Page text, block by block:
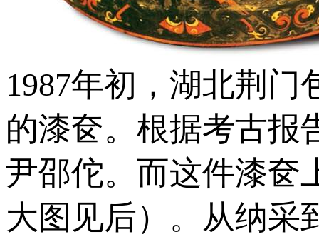
1987年初，湖北荆
的漆奁。根据考古报
尹邵佗。而这件漆奁
大图见后）。从纳采